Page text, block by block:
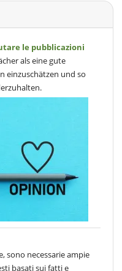
le pubblicazioni
als eine gute
einzuschätzen und so
sono necessarie ampie
basati sui fatti e